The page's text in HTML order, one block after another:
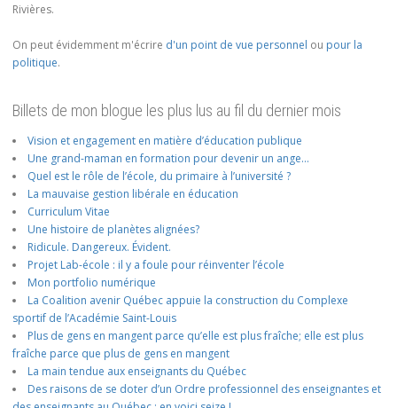
Rivières.
On peut évidemment m'écrire d'un point de vue personnel ou pour la
politique.
Billets de mon blogue les plus lus au fil du dernier mois
Vision et engagement en matière d’éducation publique
Une grand-maman en formation pour devenir un ange…
Quel est le rôle de l’école, du primaire à l’université ?
La mauvaise gestion libérale en éducation
Curriculum Vitae
Une histoire de planètes alignées?
Ridicule. Dangereux. Évident.
Projet Lab-école : il y a foule pour réinventer l’école
Mon portfolio numérique
La Coalition avenir Québec appuie la construction du Complexe
sportif de l’Académie Saint-Louis
Plus de gens en mangent parce qu’elle est plus fraîche; elle est plus
fraîche parce que plus de gens en mangent
La main tendue aux enseignants du Québec
Des raisons de se doter d’un Ordre professionnel des enseignantes et